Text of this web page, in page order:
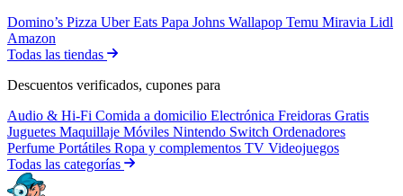
Domino’s Pizza Uber Eats Papa Johns Wallapop Temu Miravia Lidl
Amazon
Todas las tiendas
Descuentos verificados, cupones para
Audio & Hi-Fi Comida a domicilio Electrónica Freidoras Gratis
Juguetes Maquillaje Móviles Nintendo Switch Ordenadores
Perfume Portátiles Ropa y complementos TV Videojuegos
Todas las categorías